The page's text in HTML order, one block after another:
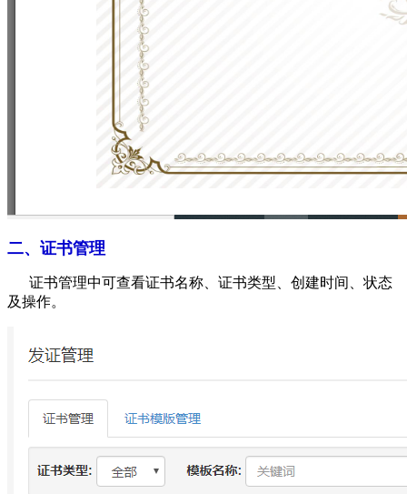
二、证书管理
证书管理中可查看证书名称、证书类型、创建时间、状态
及操作。